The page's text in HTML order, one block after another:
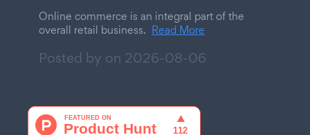
Online commerce is an integral part of the
overall retail business. Read More
Posted by on 2026-08-06